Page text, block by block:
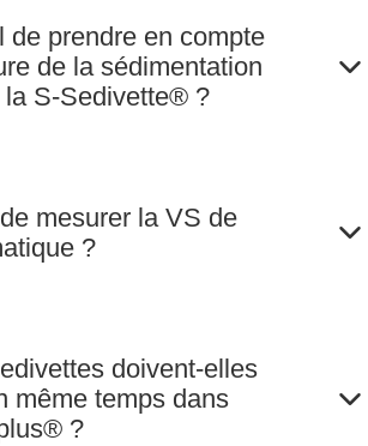
de prendre en compte
de la sédimentation
S-Sedivette® ?
mesurer la VS de
?
doivent-elles
même temps dans
?